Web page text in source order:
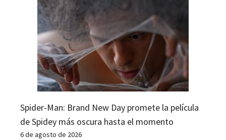
Spider-Man: Brand New Day promete la película
de Spidey más oscura hasta el momento
6 de agosto de 2026